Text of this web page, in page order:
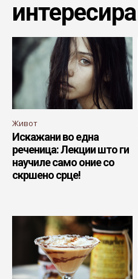
интересира
Живот
Искажани во една
реченица: Лекции што ги
научиле само оние со
скршено срце!